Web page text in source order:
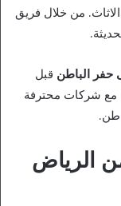
من خلال فريق
حفر الباطن قبل
مع شركات محترفة
الرياض